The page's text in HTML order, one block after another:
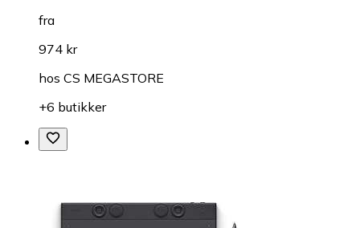
fra
974 kr
hos CS MEGASTORE
+6 butikker